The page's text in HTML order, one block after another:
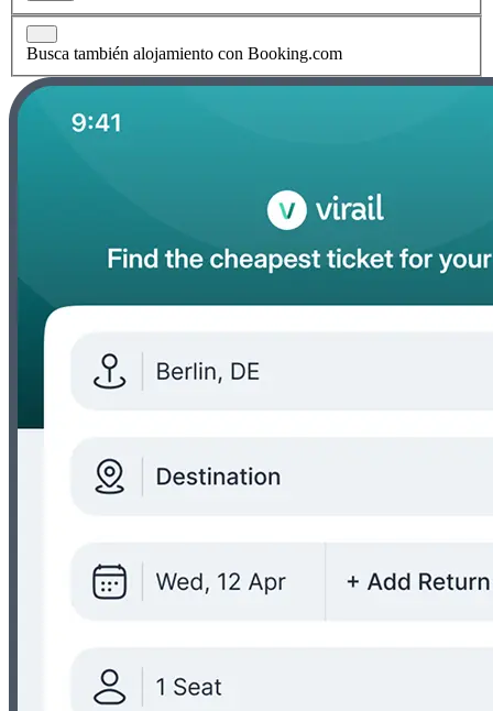
Busca también alojamiento con Booking.com